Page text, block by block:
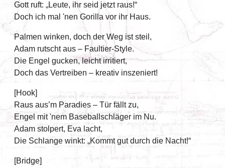
Gott ruft: „Leute, ihr seid jetzt raus!“
Doch ich mal 'nen Gorilla vor ihr Haus.
Palmen winken, doch der Weg ist steil,
Adam rutscht aus – Faultier-Style.
Die Engel gucken, leicht irritiert,
Doch das Vertreiben – kreativ inszeniert!
[Hook]
Raus aus’m Paradies – Tür fällt zu,
Engel mit 'nem Baseballschläger im Nu.
Adam stolpert, Eva lacht,
Die Schlange winkt: „Kommt gut durch die Nacht!“
[Bridge]